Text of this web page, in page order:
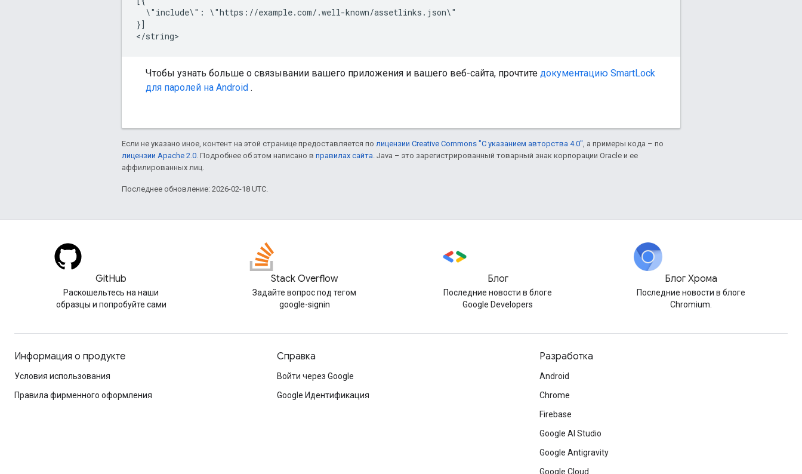
  \"include\": \"https://example.com/.well-known/assetlinks.json\"
}]
Чтобы узнать больше о связывании вашего приложения и вашего веб-сайта, прочтите документацию SmartLock
для паролей на Android .
Если не указано иное, контент на этой странице предоставляется по лицензии Creative Commons "С указанием авторства 4.0" , а примеры кода – по
лицензии Apache 2.0 . Подробнее об этом написано в правилах сайта . Java – это зарегистрированный товарный знак корпорации Oracle и ее
аффилированных лиц.
Последнее обновление: 2026-02-18 UTC.
GitHub
Раскошельтесь на наши
образцы и попробуйте сами
Stack Overflow
Задайте вопрос под тегом
google-signin
Блог
Последние новости в блоге
Google Developers
Блог Хрома
Последние новости в блоге
Chromium.
Информация о продукте
Условия использования
Правила фирменного оформления
Справка
Войти через Google
Google Идентификация
Разработка
Android
Chrome
Firebase
Google AI Studio
Google Antigravity
Google Cloud